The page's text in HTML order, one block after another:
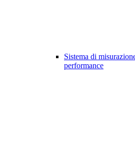
Sistema di
performance